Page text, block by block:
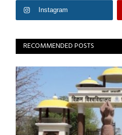
Instagram
RECOMMENDED POSTS